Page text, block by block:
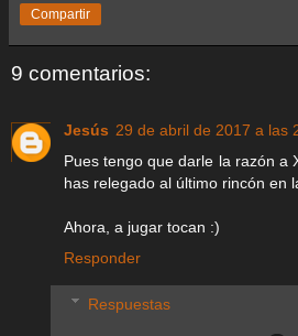
Compartir
9 comentarios:
Jesús 29 de abril de 2017 a las
Pues tengo que darle la razón a
has relegado al último rincón en
Ahora, a jugar tocan :)
Responder
Respuestas